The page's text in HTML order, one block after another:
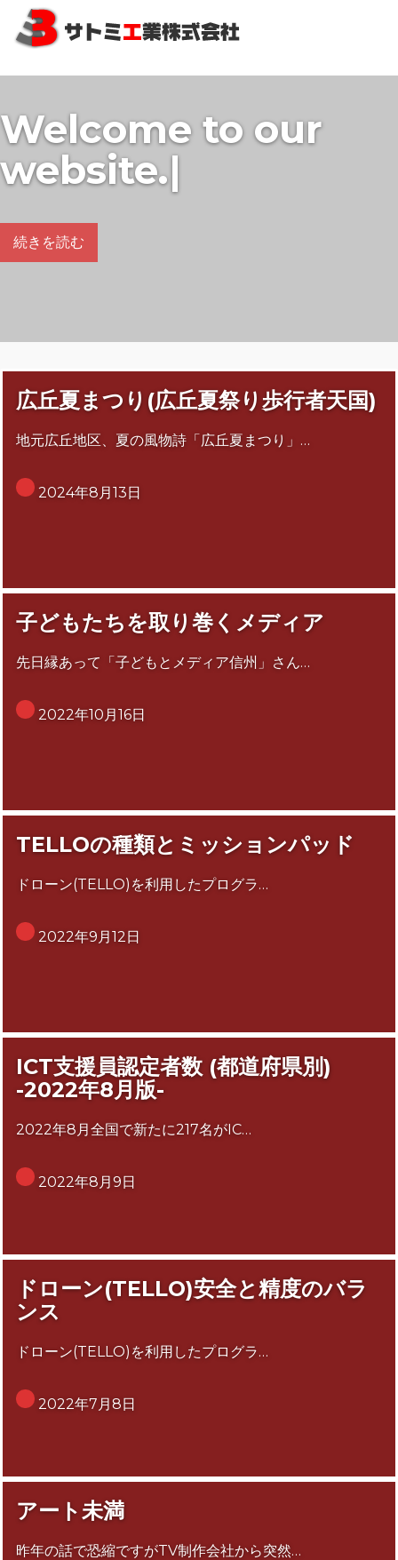
ン
へ
ス
キ
ッ
Welcome to our
website.
続きを読む
広丘夏まつり(広丘夏祭り歩行者天国)
地元広丘地区、夏の風物詩「広丘夏まつり」…
2024年8月13日
子どもたちを取り巻くメディア
先日縁あって「子どもとメディア信州」さん…
2022年10月16日
TELLOの種類とミッションパッド
ドローン(TELLO)を利用したプログラ…
2022年9月12日
ICT支援員認定者数 (都道府県別)
-2022年8月版-
2022年8月全国で新たに217名がIC…
2022年8月9日
ドローン(TELLO)安全と精度のバラ
ンス
ドローン(TELLO)を利用したプログラ…
2022年7月8日
アート未満
昨年の話で恐縮ですがTV制作会社から突然…